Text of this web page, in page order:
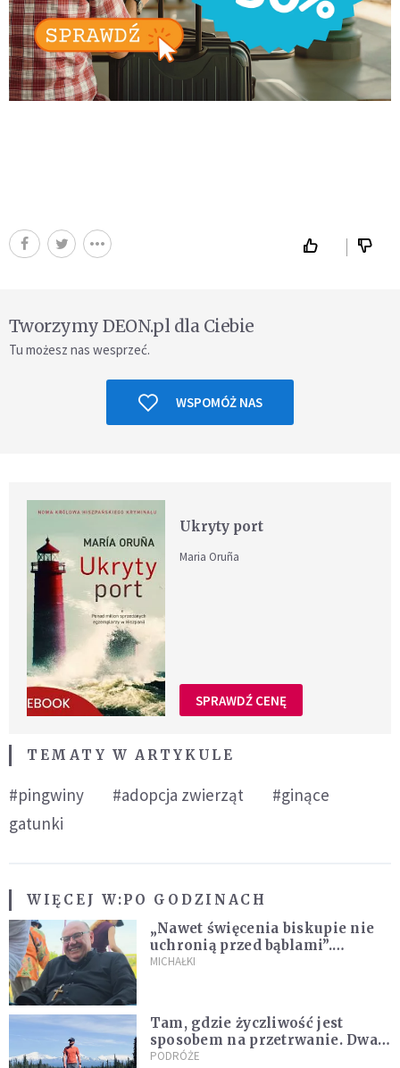
Tworzymy DEON.pl dla Ciebie
Tu możesz nas wesprzeć.
WSPOMÓŻ NAS
Ukryty port
Maria Oruña
SPRAWDŹ CENĘ
TEMATY W ARTYKULE
#pingwiny #adopcja zwierząt
#ginące
gatunki
WIĘCEJ W:PO GODZINACH
„Nawet święcenia biskupie nie
uchronią przed bąblami”.
Archidiecezja pokazała
MICHAŁKI
Tam, gdzie życzliwość jest
sposobem na przetrwanie. Dwa
tygodnie na Alasce [REPORTAŻ]
PODRÓŻE